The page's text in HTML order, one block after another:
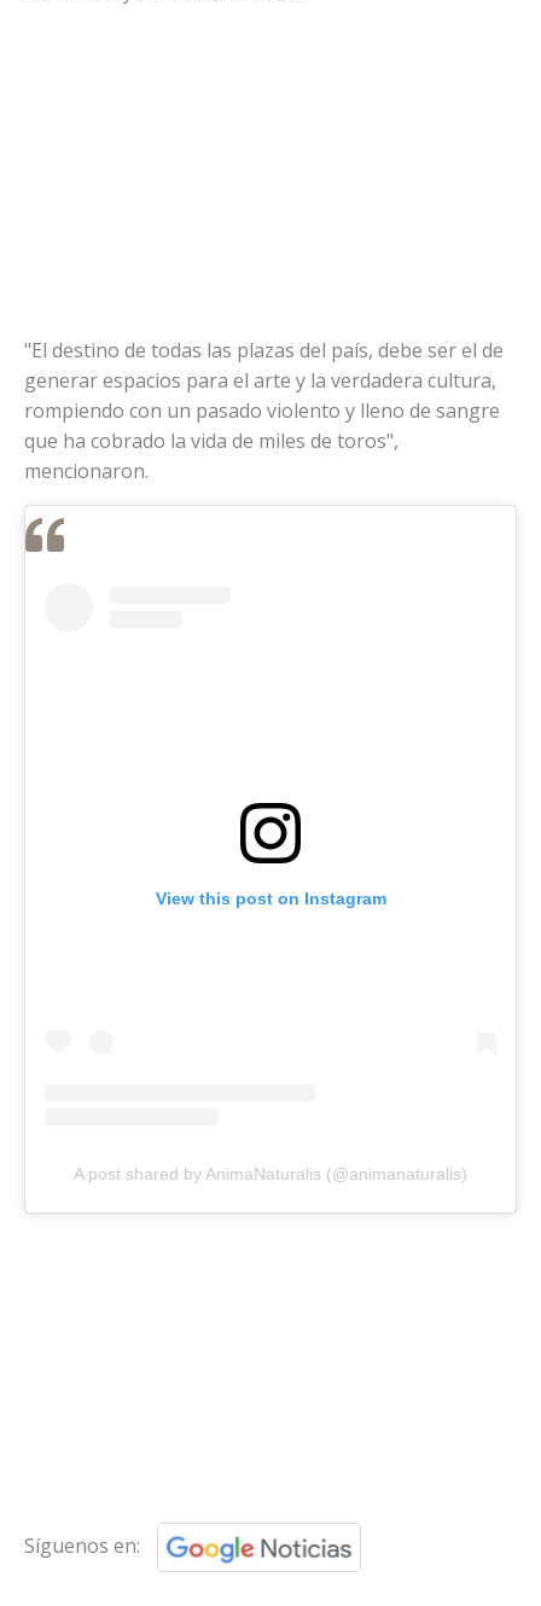
"El destino de todas las plazas del país, debe ser el de
generar espacios para el arte y la verdadera cultura,
rompiendo con un pasado violento y lleno de sangre
que ha cobrado la vida de miles de toros",
mencionaron.
View this post on Instagram
A post shared by AnimaNaturalis (@animanaturalis)
Síguenos en: